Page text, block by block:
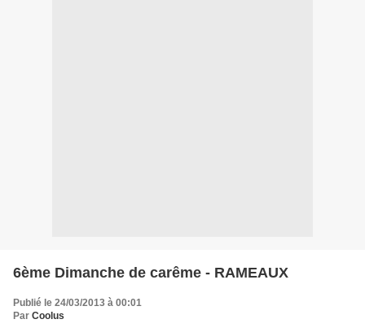
6ème Dimanche de carême - RAMEAUX
Publié le 24/03/2013 à 00:01
Par Coolus